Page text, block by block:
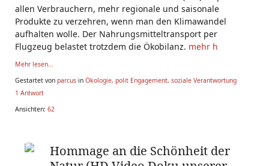
allen Verbrauchern, mehr regionale und saisonale
Produkte zu verzehren, wenn man den Klimawandel
aufhalten wolle. Der Nahrungsmitteltransport per
Flugzeug belastet trotzdem die Ökobilanz. mehr h
Mehr lesen...
Gestartet von parcus in Ökologie, polit Engagement, soziale Verantwortung
1 Antwort
Ansichten: 62
Hommage an die Schönheit der